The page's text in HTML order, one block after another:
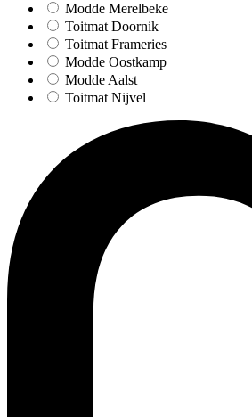
Modde Merelbeke
Toitmat Doornik
Toitmat Frameries
Modde Oostkamp
Modde Aalst
Toitmat Nijvel